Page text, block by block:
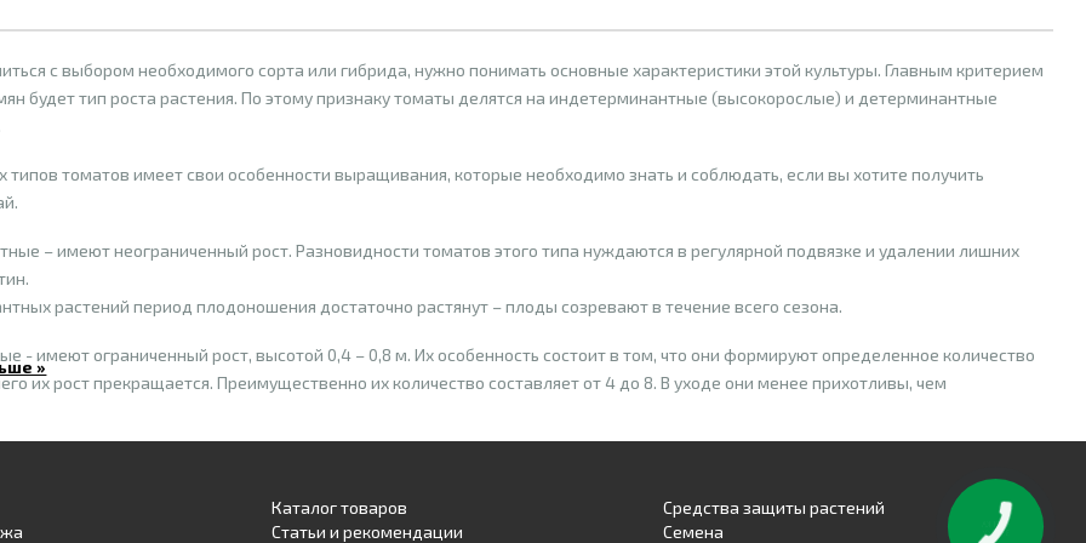
с выбором необходимого сорта или гибрида, нужно понимать основные характеристики этой культуры. Главным критерием
будет тип роста растения. По этому признаку томаты делятся на индетерминантные (высокорослые) и детерминантные
типов томатов имеет свои особенности выращивания, которые необходимо знать и соблюдать, если вы хотите получить
– имеют неограниченный рост. Разновидности томатов этого типа нуждаются в регулярной подвязке и удалении лишних
растений период плодоношения достаточно растянут – плоды созревают в течение всего сезона.
- имеют ограниченный рост, высотой 0,4 – 0,8 м. Их особенность состоит в том, что они формируют определенное количество
их рост прекращается. Преимущественно их количество составляет от 4 до 8. В уходе они менее прихотливы, чем
плодов и отдают их в короткие сроки – примерно через 3-4 недели.
культивирования томатов, конечно, есть потребление плодов. Их употребляют в свежем виде, консервируют или используют для
сок или томатную пасту.
»
Каталог товаров
Статьи и рекомендации
Средства защиты растений
Семена